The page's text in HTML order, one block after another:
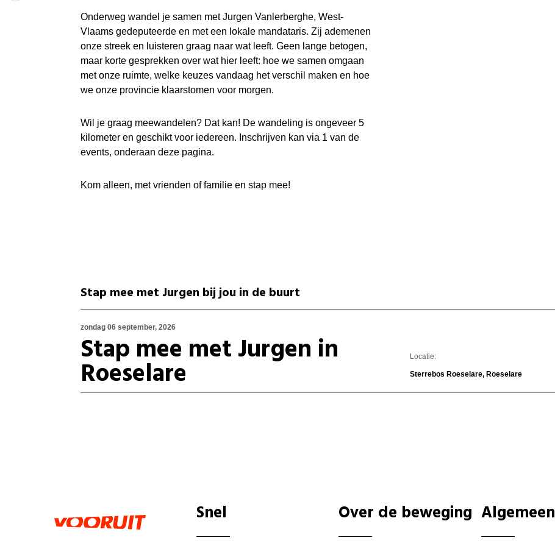
Onderweg wandel je samen met Jurgen Vanlerberghe, West-
Vlaams gedeputeerde en met een lokale mandataris. Zij ademenen
onze streek en luisteren graag naar wat leeft. Geen lange betogen,
maar korte gesprekken over wat hier leeft: hoe we samen omgaan
met onze ruimte, welke keuzes vandaag het verschil maken en hoe
we onze provincie klaarstomen voor morgen.
Wil je graag meewandelen? Dat kan! De wandeling is ongeveer 5
kilometer en geschikt voor iedereen. Inschrijven kan via 1 van de
events, onderaan deze pagina.
Kom alleen, met vrienden of familie en stap mee!
Stap mee met Jurgen bij jou in de buurt
zondag 06 september, 2026
Stap mee met Jurgen in
Roeselare Locatie:
Sterrebos Roeselare, Roeselare
Snel Over de beweging Algemeen